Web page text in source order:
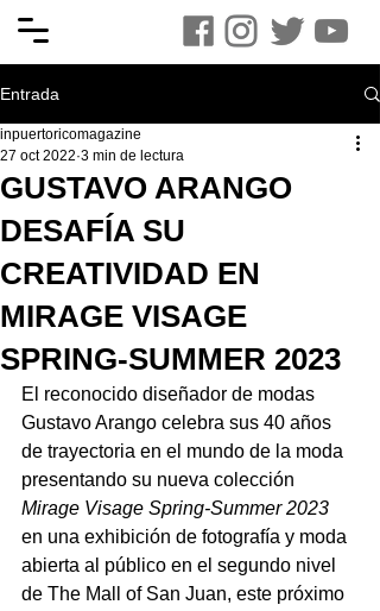
Entrada
GUSTAVO ARANGO
DESAFÍA SU
CREATIVIDAD EN
MIRAGE VISAGE
SPRING-SUMMER 2023
inpuertoricomagazine
27 oct 2022 3 min de lectura
El reconocido diseñador de modas
Gustavo Arango celebra sus 40 años
de trayectoria en el mundo de la moda
presentando su nueva colección
Mirage Visage Spring-Summer 2023
en una exhibición de fotografía y moda
abierta al público en el segundo nivel
de The Mall of San Juan, este próximo